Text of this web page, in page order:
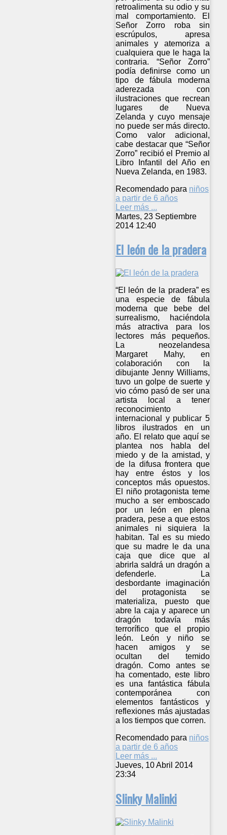
retroalimenta su odio y su
mal comportamiento. El
Señor Zorro roba sin
escrúpulos, apresa
animales y atemoriza a
cualquiera que le haga la
contraria. “Señor Zorro”
podía definirse como un
tipo de fábula moderna
aderezada con
ilustraciones que recrean
lugares de Nueva
Zelanda y cuyo mensaje
no puede ser más directo.
Como valor adicional,
cabe destacar que “Señor
Zorro” recibió el Premio al
Libro Infantil del Año en
Nueva Zelanda, en 1983.
Recomendado para niños
a partir de 6 años
Leer más ...
Martes, 23 Septiembre
2014 12:40
El león de la pradera
“El león de la pradera” es
una especie de fábula
moderna que bebe del
surrealismo, haciéndola
más atractiva para los
lectores más pequeños.
La neozelandesa
Margaret Mahy, en
colaboración con la
dibujante Jenny Williams,
tuvo un golpe de suerte y
vio cómo pasó de ser una
artista local a tener
reconocimiento
internacional y publicar 5
libros ilustrados en un
año. El relato que aquí se
plantea nos habla del
miedo y de la amistad, y
de la difusa frontera que
hay entre éstos y los
conceptos más opuestos.
El niño protagonista teme
mucho a ser emboscado
por un león en plena
pradera, pese a que estos
animales ni siquiera la
habitan. Tal es su miedo
que su madre le da una
caja que dice que al
abrirla saldrá un dragón a
defenderle. La
desbordante imaginación
del protagonista se
materializa, puesto que
abre la caja y aparece un
dragón todavía más
terrorífico que el propio
león. León y niño se
hacen amigos y se
ocultan del temido
dragón. Como antes se
ha comentado, este libro
es una fantástica fábula
contemporánea con
elementos fantásticos y
reflexiones más ajustadas
a los tiempos que corren.
Recomendado para niños
a partir de 6 años
Leer más ...
Jueves, 10 Abril 2014
23:34
Slinky Malinki